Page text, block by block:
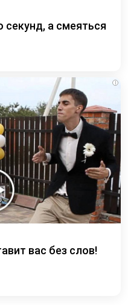
секунд, а смеяться
i
вас без слов!